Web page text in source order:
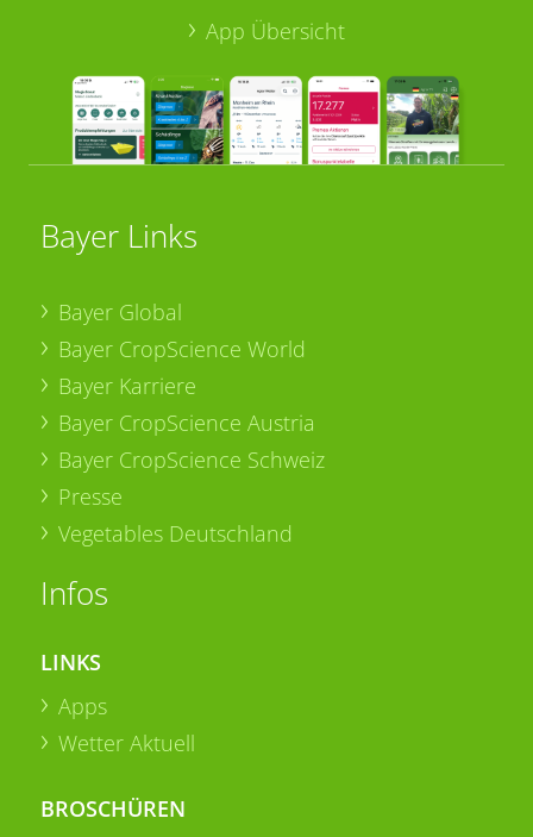
App Übersicht
Bayer Links
Bayer Global
Bayer CropScience World
Bayer Karriere
Bayer CropScience Austria
Bayer CropScience Schweiz
Presse
Vegetables Deutschland
Infos
LINKS
Apps
Wetter Aktuell
BROSCHÜREN